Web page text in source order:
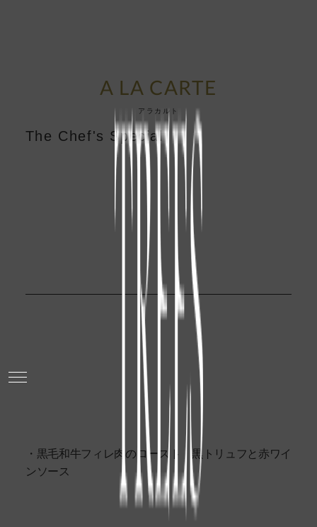
A LA CARTE
アラカルト
The Chef's Special
・黒毛和牛フィレ肉のロースト 黒トリュフと赤ワイ
ンソース